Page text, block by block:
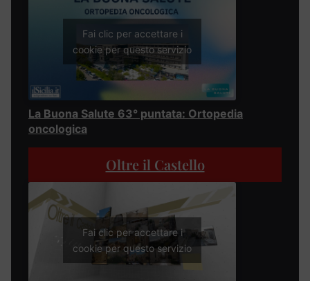
Fai clic per accettare i
cookie per questo servizio
La Buona Salute 63° puntata: Ortopedia
oncologica
Oltre il Castello
Fai clic per accettare i
cookie per questo servizio